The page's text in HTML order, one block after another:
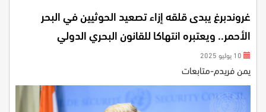
غروندبرغ يبدى قلقه إزاء تصعيد الحوثيين في البحر
الأحمر.. ويعتبره انتهاكا للقانون البحري الدولي
يمن فريدم-متابعات